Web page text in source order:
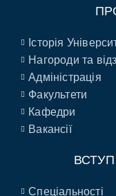
Історія
Нагороди та
Адміністрація
Факультети
Кафедри
Вакансії
Спеціальності